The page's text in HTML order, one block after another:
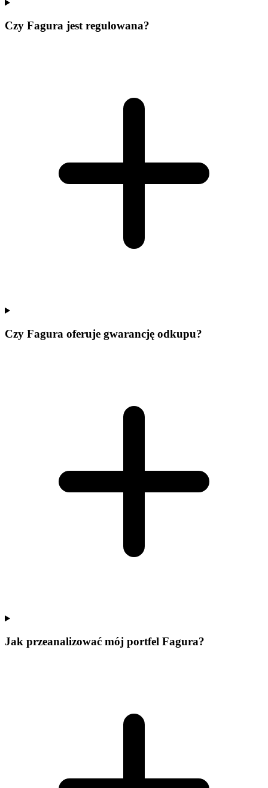
Czy Fagura jest regulowana?
Czy Fagura oferuje gwarancję odkupu?
Jak przeanalizować mój portfel Fagura?